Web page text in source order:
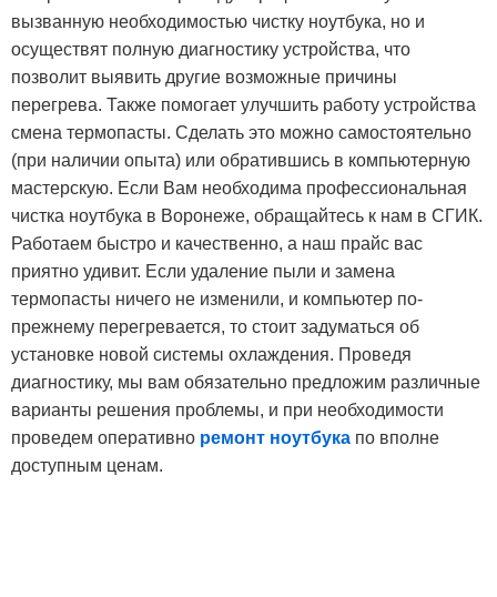
вызванную необходимостью чистку ноутбука, но и
осуществят полную диагностику устройства, что
позволит выявить другие возможные причины
перегрева. Также помогает улучшить работу устройства
смена термопасты. Сделать это можно самостоятельно
(при наличии опыта) или обратившись в компьютерную
мастерскую. Если Вам необходима профессиональная
чистка ноутбука в Воронеже, обращайтесь к нам в СГИК.
Работаем быстро и качественно, а наш прайс вас
приятно удивит. Если удаление пыли и замена
термопасты ничего не изменили, и компьютер по-
прежнему перегревается, то стоит задуматься об
установке новой системы охлаждения. Проведя
диагностику, мы вам обязательно предложим различные
варианты решения проблемы, и при необходимости
проведем оперативно ремонт ноутбука по вполне
доступным ценам.